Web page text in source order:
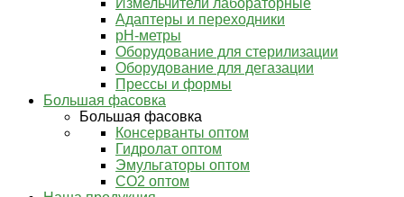
Измельчители лабораторные
Адаптеры и переходники
pH-метры
Оборудование для стерилизации
Оборудование для дегазации
Прессы и формы
Большая фасовка
Большая фасовка
Консерванты оптом
Гидролат оптом
Эмульгаторы оптом
СО2 оптом